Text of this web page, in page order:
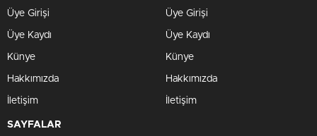
Üye Girişi
Üye Kaydı
Künye
Hakkımızda
İletişim
Üye Girişi
Üye Kaydı
Künye
Hakkımızda
İletişim
SAYFALAR